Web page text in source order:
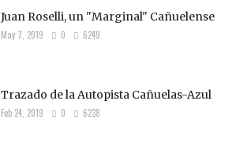
Juan Roselli, un "Marginal" Cañuelense
May 7, 2019 0 6249
Trazado de la Autopista Cañuelas-Azul
Feb 24, 2019 0 6238